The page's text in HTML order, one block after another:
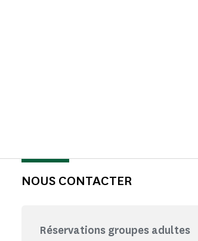
NOUS CONTACTER
Réservations groupes adultes